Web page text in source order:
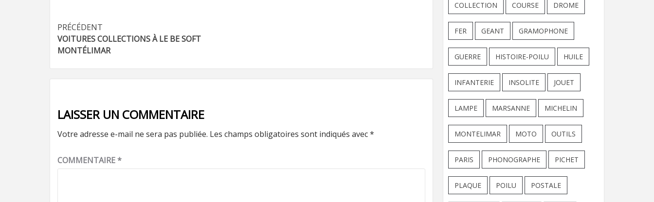
Navigation
d’article
PRÉCÉDENT
VOITURES COLLECTIONS À LE BE SOFT
MONTÉLIMAR
LAISSER UN COMMENTAIRE
Votre adresse e-mail ne sera pas publiée. Les champs obligatoires sont indiqués avec*
COMMENTAIRE*
COLLECTION COURSE DROME
FER GEANT GRAMOPHONE
GUERRE HISTOIRE-POILU HUILE
INFANTERIE INSOLITE JOUET
LAMPE MARSANNE MICHELIN
MONTELIMAR MOTO OUTILS
PARIS PHONOGRAPHE PICHET
PLAQUE POILU POSTALE